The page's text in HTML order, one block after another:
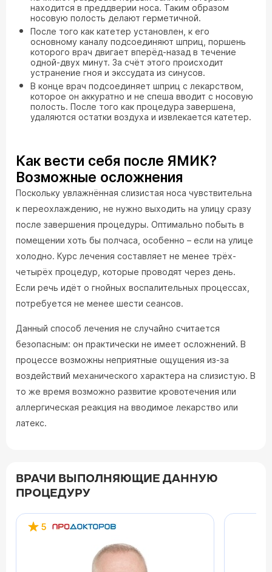
находится в преддверии носа. Таким образом
носовую полость делают герметичной.
После того как катетер установлен, к его
основному каналу подсоединяют шприц, поршень
которого врач двигает вперёд-назад в течение
одной-двух минут. За счёт этого происходит
устранение гноя и экссудата из синусов.
В конце врач подсоединяет шприц с лекарством,
которое он аккуратно и не спеша вводит с носовую
полость. После того как процедура завершена,
удаляются остатки воздуха и извлекается катетер.
Как вести себя после ЯМИК?
Возможные осложнения
Поскольку увлажнённая слизистая носа чувствительна
к переохлаждению, не нужно выходить на улицу сразу
после завершения процедуры. Оптимально побыть в
помещении хоть бы полчаса, особенно – если на улице
холодно. Курс лечения составляет не менее трёх-
четырёх процедур, которые проводят через день.
Если речь идёт о гнойных воспалительных процессах,
потребуется не менее шести сеансов.
Данный способ лечения не случайно считается
безопасным: он практически не имеет осложнений. В
процессе возможны неприятные ощущения из-за
воздействий механического характера на слизистую. В
то же время возможно развитие кровотечения или
аллергическая реакция на вводимое лекарство или
латекс.
ВРАЧИ ВЫПОЛНЯЮЩИЕ ДАННУЮ
ПРОЦЕДУРУ
5